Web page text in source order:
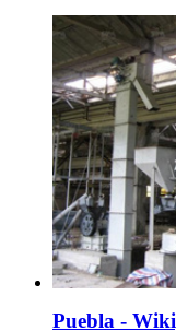
Puebla -